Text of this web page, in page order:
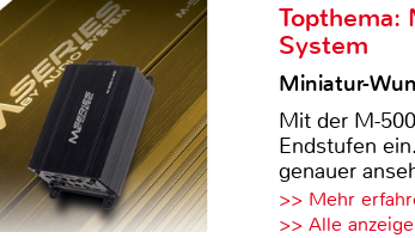
Topthema:
System
Miniatur-
Mit der M-
Endstufen
genauer
>> Mehr
>> Alle